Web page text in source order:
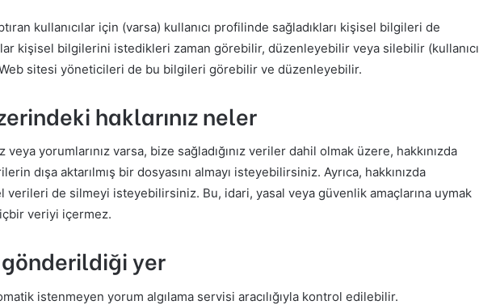
kullanıcılar için (varsa) kullanıcı profilinde sağladıkları kişisel bilgileri de
kişisel bilgilerini istedikleri zaman görebilir, düzenleyebilir veya silebilir (kullanıcı
sitesi yöneticileri de bu bilgileri görebilir ve düzenleyebilir.
haklarınız neler
veya yorumlarınız varsa, bize sağladığınız veriler dahil olmak üzere, hakkınızda
dışa aktarılmış bir dosyasını almayı isteyebilirsiniz. Ayrıca, hakkınızda
de silmeyi isteyebilirsiniz. Bu, idari, yasal veya güvenlik amaçlarına uymak
veriyi içermez.
yer
istenmeyen yorum algılama servisi aracılığıyla kontrol edilebilir.